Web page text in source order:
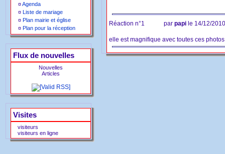
¤Agenda
¤ Liste de mariage
¤ Plan mairie et église
¤ Plan pour la réception
Flux de nouvelles
Nouvelles
Articles
Visites
visiteurs
visiteurs en ligne
Réaction n°1 par papi le 14/12/
elle est magnifique avec toutes ces